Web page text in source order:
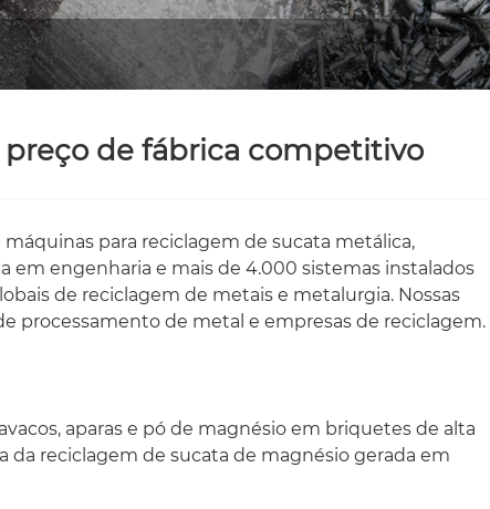
de fábrica competitivo
para reciclagem de sucata metálica,
em engenharia e mais de 4.000 sistemas instalados
de reciclagem de metais e metalurgia. Nossas
processamento de metal e empresas de reciclagem.
aparas e pó de magnésio em briquetes de alta
da reciclagem de sucata de magnésio gerada em